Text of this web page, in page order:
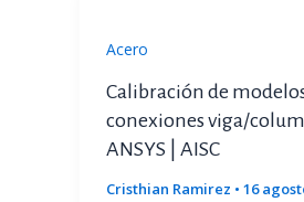
Acero
Calibración de
conexiones viga/
ANSYS | AISC
Cristhian Ramirez • 16